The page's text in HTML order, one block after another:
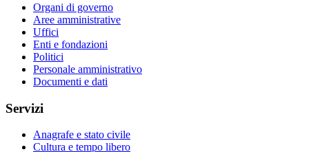
Organi di governo
Aree amministrative
Uffici
Enti e fondazioni
Politici
Personale amministrativo
Documenti e dati
Servizi
Anagrafe e stato civile
Cultura e tempo libero